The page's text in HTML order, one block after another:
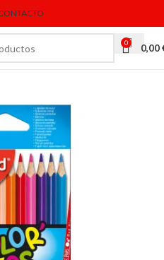
0 0,00